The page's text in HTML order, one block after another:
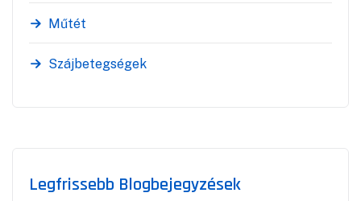
Műtét
Szájbetegségek
Legfrissebb Blogbejegyzések